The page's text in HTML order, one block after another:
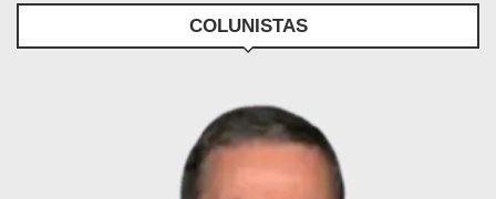
COLUNISTAS